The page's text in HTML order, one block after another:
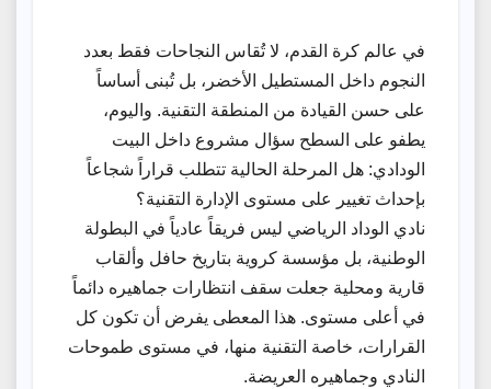
في عالم كرة القدم، لا تُقاس النجاحات فقط بعدد
النجوم داخل المستطيل الأخضر، بل تُبنى أساساً
على حسن القيادة من المنطقة التقنية. واليوم،
يطفو على السطح سؤال مشروع داخل البيت
الودادي: هل المرحلة الحالية تتطلب قراراً شجاعاً
بإحداث تغيير على مستوى الإدارة التقنية؟
نادي الوداد الرياضي ليس فريقاً عادياً في البطولة
الوطنية، بل مؤسسة كروية بتاريخ حافل وألقاب
قارية ومحلية جعلت سقف انتظارات جماهيره دائماً
في أعلى مستوى. هذا المعطى يفرض أن تكون كل
القرارات، خاصة التقنية منها، في مستوى طموحات
النادي وجماهيره العريضة.